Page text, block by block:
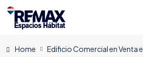
Home Edificio Comercial en Venta